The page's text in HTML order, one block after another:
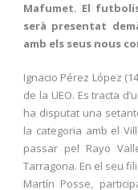
Mafumet. El
serà presentat
amb els seus nous
Ignacio Pérez López
de la UEO. Es tracta
ha disputat una
la categoria amb el
passar pel Rayo
Tarragona. En el seu
Martín Posse,